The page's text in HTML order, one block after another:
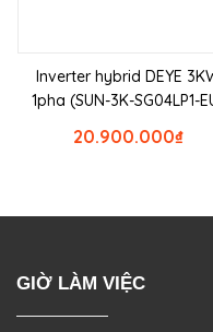
Inverter hybrid DEYE
1pha (SUN-3K-SG04LP1-
₫
20.900.000
GIỜ LÀM VIỆC